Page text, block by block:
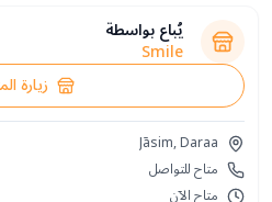
يُباع بواسطة
Smile
زيارة
Jāsim, Daraa
متاح للتواصل
متاح الآن